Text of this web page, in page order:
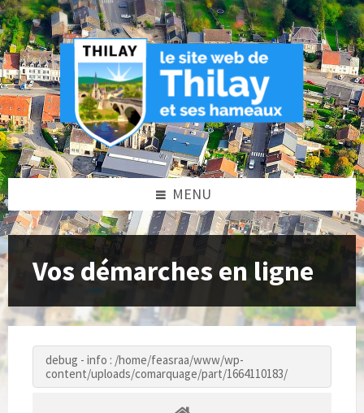
Skip
to
content
Skip
to
left
sidebar
Skip
to
footer
MENU
Vos démarches en ligne
debug - info : /home/feasraa/www/wp-
content/uploads/comarquage/part/1664110183/